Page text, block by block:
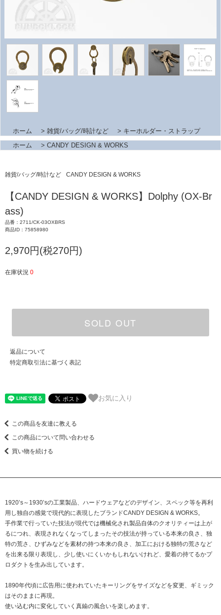
ホーム > 雑貨/バッグ/時計など > キーホルダー・ストラップ
ホーム
> CANDY DESIGN & WORKS
雑貨/バッグ/時計など CANDY DESIGN & WORKS
【CANDY DESIGN & WORKS】Dolphy (OX-Br
ass)
品番：2711/CK-03OXBRS
商品ID：75858980
2,970円(税270円)
在庫状況 0
SOLD OUT
返品について
特定商取引法に基づく表記
お気に入り
この商品を友達に教える
この商品について問い合わせる
買い物を続ける
1920’s～1930’sの工業製品、ハードウェアなどのデザイン、スペック等を再利
用し独自の感覚で現代的に表現したブランドCANDY DESIGN & WORKS。
手作業で行っていた技法が現代では機械化され製品自体のクオリティーは上が
るにつれ、表現されなくなってしまったその技法が持っている本来の良さ、独
特の荒さ、ひずみなどを素材の持つ本来の良さ、加工における独特の荒さなど
を出来る限り表現し、少し使いにくいかもしれないけれど、愛着の持てるかプ
ロダクトを生み出しています。
1890年代頃に広告用に使われていたキーリングをサイズなどを変更、ギミック
はそのままに再現。
使い込む内に変化していく真鍮の風合いを楽しめます。